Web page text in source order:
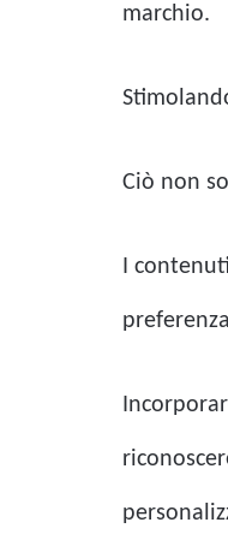
marchio.
Ciò non
I